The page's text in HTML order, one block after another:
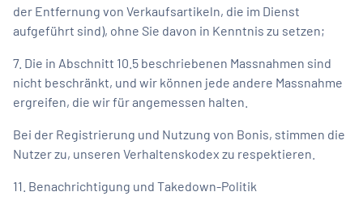
der Entfernung von Verkaufsartikeln, die im Dienst
aufgeführt sind), ohne Sie davon in Kenntnis zu setzen;
7. Die in Abschnitt 10.5 beschriebenen Massnahmen sind
nicht beschränkt, und wir können jede andere Massnahme
ergreifen, die wir für angemessen halten.
Bei der Registrierung und Nutzung von Bonis, stimmen die
Nutzer zu, unseren Verhaltenskodex zu respektieren.
11. Benachrichtigung und Takedown-Politik